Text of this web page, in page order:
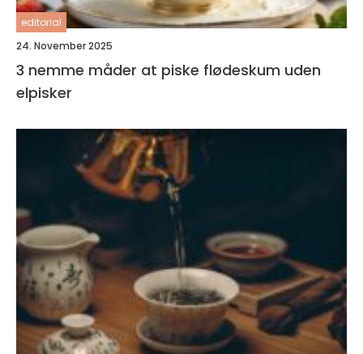
editorial
24. November 2025
3 nemme måder at piske flødeskum uden
elpisker